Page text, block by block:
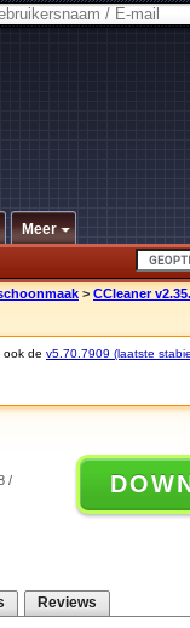
Meer
> CCleaner
ook de v5.70.7909 (laatste
/
Reviews